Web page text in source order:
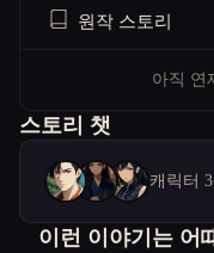
원작 스토리
아직 연
스토리 챗
캐릭터
이런 이야기는 어